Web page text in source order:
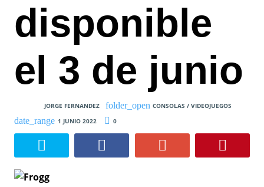
disponible
el 3 de junio
JORGE FERNANDEZ
CONSOLAS / VIDEOJUEGOS
1 JUNIO 2022
0